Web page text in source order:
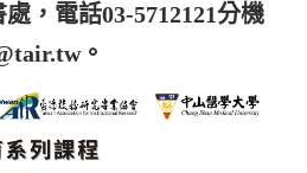
，電話03-5712121分機
。